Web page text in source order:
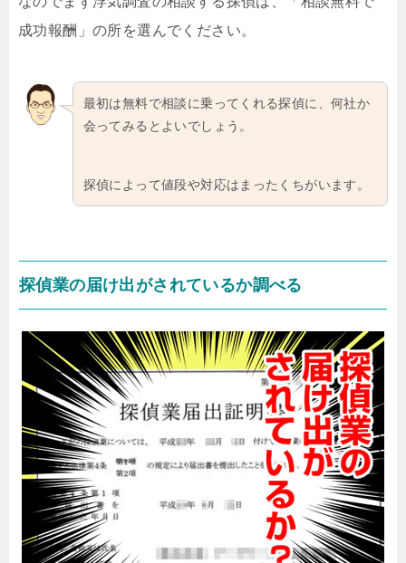
成功報酬」の所を選んでください。
最初は無料で相談に乗ってくれる探偵に、何社か
会ってみるとよいでしょう。
探偵によって値段や対応はまったくちがいます。
探偵業の届け出がされているか調べる